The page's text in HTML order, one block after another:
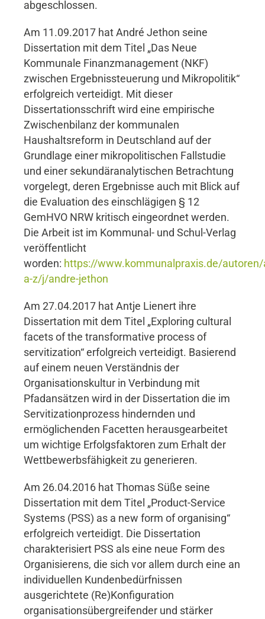
abgeschlossen.
Am 11.09.2017 hat André Jethon seine
Dissertation mit dem Titel „Das Neue
Kommunale Finanzmanagement (NKF)
zwischen Ergebnissteuerung und Mikropolitik“
erfolgreich verteidigt. Mit dieser
Dissertationsschrift wird eine empirische
Zwischenbilanz der kommunalen
Haushaltsreform in Deutschland auf der
Grundlage einer mikropolitischen Fallstudie
und einer sekundäranalytischen Betrachtung
vorgelegt, deren Ergebnisse auch mit Blick auf
die Evaluation des einschlägigen § 12
GemHVO NRW kritisch eingeordnet werden.
Die Arbeit ist im Kommunal- und Schul-Verlag
veröffentlicht
worden: https://www.kommunalpraxis.de/
a-z/j/andre-jethon
Am 27.04.2017 hat Antje Lienert ihre
Dissertation mit dem Titel „Exploring cultural
facets of the transformative process of
servitization“ erfolgreich verteidigt. Basierend
auf einem neuen Verständnis der
Organisationskultur in Verbindung mit
Pfadansätzen wird in der Dissertation die im
Servitizationprozess hindernden und
ermöglichenden Facetten herausgearbeitet
um wichtige Erfolgsfaktoren zum Erhalt der
Wettbewerbsfähigkeit zu generieren.
Am 26.04.2016 hat Thomas Süße seine
Dissertation mit dem Titel „Product-Service
Systems (PSS) as a new form of organising“
erfolgreich verteidigt. Die Dissertation
charakterisiert PSS als eine neue Form des
Organisierens, die sich vor allem durch eine an
individuellen Kundenbedürfnissen
ausgerichtete (Re)Konfiguration
organisationsübergreifender und stärker